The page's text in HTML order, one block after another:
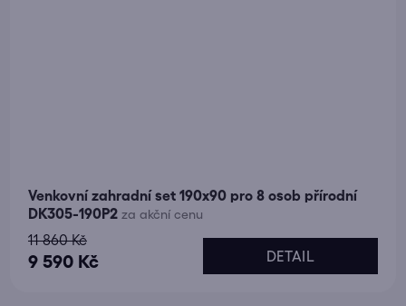
Venkovní zahradní set 190x90 pro 8 osob přírodní
DK305-190P2 za akční cenu
9 590 Kč
11 860 Kč
DETAIL